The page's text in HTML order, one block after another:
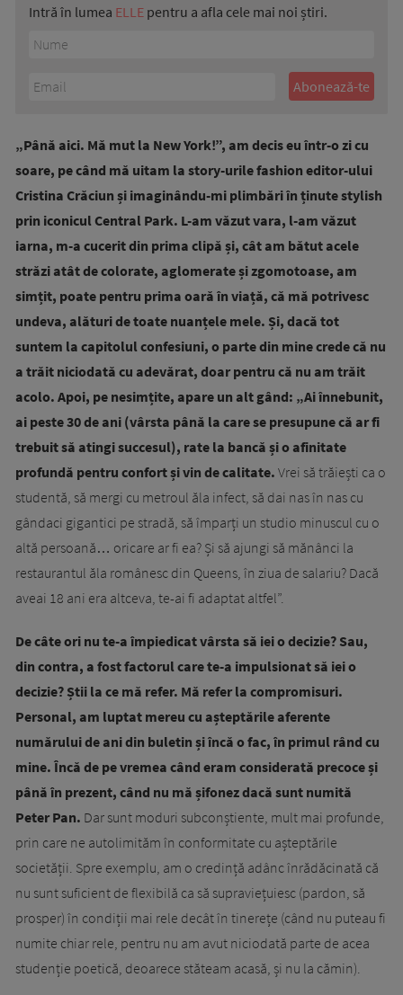
Intră în lumea ELLE pentru a afla cele mai noi știri.
„Până aici. Mă mut la New York!”, am decis eu într-o zi cu
soare, pe când mă uitam la story-urile fashion editor-ului
Cristina Crăciun și imaginându-mi plimbări în ținute stylish
prin iconicul Central Park. L-am văzut vara, l-am văzut
iarna, m-a cucerit din prima clipă și, cât am bătut acele
străzi atât de colorate, aglomerate și zgomotoase, am
simțit, poate pentru prima oară în viață, că mă potrivesc
undeva, alături de toate nuanțele mele. Și, dacă tot
suntem la capitolul confesiuni, o parte din mine crede că nu
a trăit niciodată cu adevărat, doar pentru că nu am trăit
acolo. Apoi, pe nesimțite, apare un alt gând: „Ai înnebunit,
ai peste 30 de ani (vârsta până la care se presupune că ar fi
trebuit să atingi succesul), rate la bancă și o afinitate
profundă pentru confort și vin de calitate. Vrei să trăiești ca o
studentă, să mergi cu metroul ăla infect, să dai nas în nas cu
gândaci gigantici pe stradă, să împarți un studio minuscul cu o
altă persoană… oricare ar fi ea? Și să ajungi să mănânci la
restaurantul ăla românesc din Queens, în ziua de salariu? Dacă
aveai 18 ani era altceva, te-ai fi adaptat altfel”.
De câte ori nu te-a împiedicat vârsta să iei o decizie? Sau,
din contra, a fost factorul care te-a impulsionat să iei o
decizie? Știi la ce mă refer. Mă refer la compromisuri.
Personal, am luptat mereu cu așteptările aferente
numărului de ani din buletin și încă o fac, în primul rând cu
mine. Încă de pe vremea când eram considerată precoce și
până în prezent, când nu mă șifonez dacă sunt numită
Peter Pan. Dar sunt moduri subconștiente, mult mai profunde,
prin care ne autolimităm în conformitate cu așteptările
societății. Spre exemplu, am o credință adânc înrădăcinată că
nu sunt suficient de flexibilă ca să supraviețuiesc (pardon, să
prosper) în condiții mai rele decât în tinerețe (când nu puteau fi
numite chiar rele, pentru nu am avut niciodată parte de acea
studenție poetică, deoarece stăteam acasă, și nu la cămin).